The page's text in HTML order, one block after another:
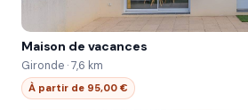
Maison de vacances
Gironde · 7,6 km
À partir de 95,00 €